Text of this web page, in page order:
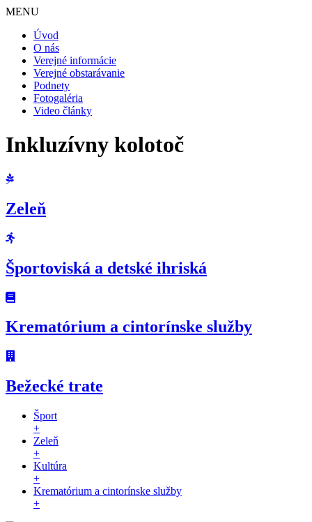
MENU
Úvod
O nás
Verejné informácie
Verejné obstarávanie
Podnety
Fotogaléria
Video články
Inkluzívny kolotoč
Zeleň
Športoviská a detské ihriská
Krematórium a cintorínske služby
Bežecké trate
Šport
+
Zeleň
+
Kultúra
+
Krematórium a cintorínske služby
+